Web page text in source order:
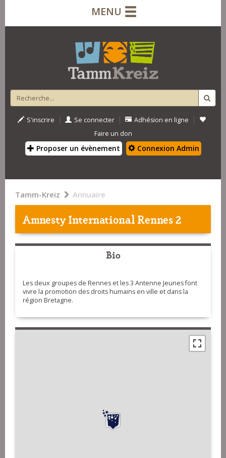
MENU
S'inscrire | Se connecter | Adhésion en ligne |
Faire un don
Proposer un évènement Connexion Admin
Tamm-Kreiz Annuaire
Amnesty International Rennes 2
Bio
Les deux groupes de Rennes et les 3 Antenne Jeunes font
vivre la promotion des droits humains en ville et dans la
région Bretagne.